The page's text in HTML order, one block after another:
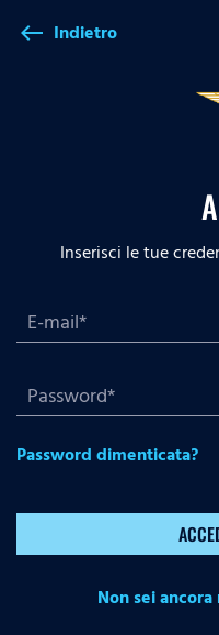
west Indietro
Inserisci le tue
Password dimenticata?
Non sei